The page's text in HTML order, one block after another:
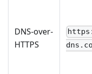
DNS-over-
HTTPS